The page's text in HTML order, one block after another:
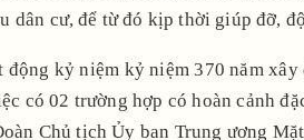
dân cư, để từ đó kịp thời giúp đỡ,
kỷ niệm kỷ niệm 370 năm
có 02 trường hợp có hoàn cảnh
Chủ tịch Ủy ban Trung ương